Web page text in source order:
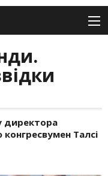
директора
Талсі